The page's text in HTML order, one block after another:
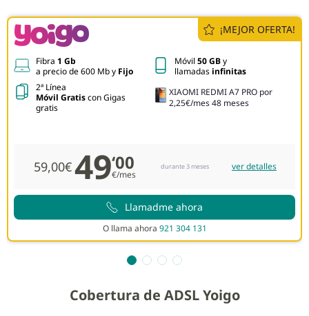
¡MEJOR OFERTA!
Fibra 1 Gb
a precio de 600 Mb y Fijo
Móvil 50 GBy
llamadas infinitas
2ª Línea
Móvil Gratiscon Gigas
gratis
XIAOMI REDMI A7 PRO por
2,25€/mes 48 meses
ver detalles
durante 3 meses
59,00€49‘00
€/mes
Llamadme ahora
O llama ahora 921 304 131
Cobertura de ADSL Yoigo